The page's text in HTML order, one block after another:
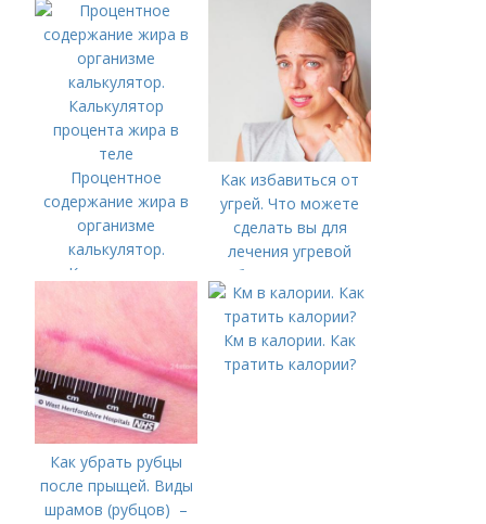
Процентное
содержание жира в
организме
калькулятор.
Калькулятор
процента жира в
Как избавиться от
угрей. Что можете
сделать вы для
лечения угревой
болезни (акне)
Как убрать рубцы
после прыщей. Виды
шрамов (рубцов) –
Км в калории. Как
тратить калории?